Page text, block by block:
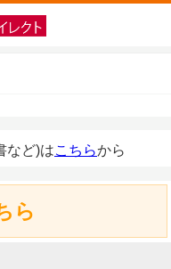
など)はこちらから
ら